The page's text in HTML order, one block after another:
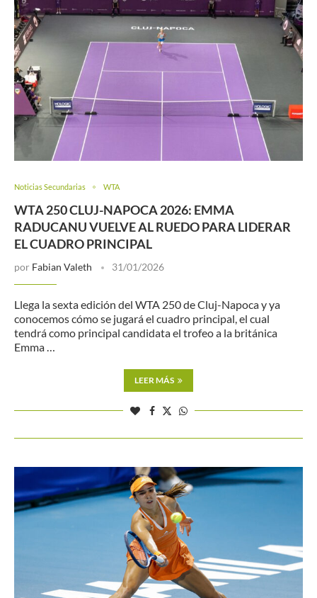
Noticias Secundarias WTA
WTA 250 CLUJ-NAPOCA 2026: EMMA
RADUCANU VUELVE AL RUEDO PARA LIDERAR
EL CUADRO PRINCIPAL
por Fabian Valeth 31/01/2026
Llega la sexta edición del WTA 250 de Cluj-Napoca y ya
conocemos cómo se jugará el cuadro principal, el cual
tendrá como principal candidata el trofeo a la británica
Emma …
LEER MÁS